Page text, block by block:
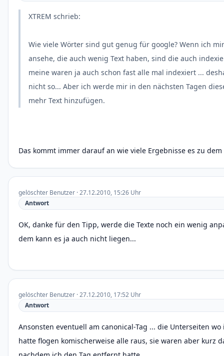
XTREM schrieb:
Wie viele Wörter sind gut genug für google? Wenn ich
ansehe, die auch wenig Text haben, sind die auch
meine waren ja auch schon fast alle mal indexiert ...
nicht so... Aber ich werde mir in den nächsten Tagen
mehr Text hinzufügen.
Das kommt immer darauf an wie viele Ergebnisse es zu
gelöschter Benutzer · 27.12.2010, 15:26 Uhr
Antwort
OK, danke für den Tipp, werde die Texte noch ein wenig
dem kann es ja auch nicht liegen...
gelöschter Benutzer · 27.12.2010, 17:52 Uhr
Antwort
Ansonsten eventuell am canonical-Tag ... die Unterseiten
hatte flogen komischerweise alle raus, sie waren aber kurz